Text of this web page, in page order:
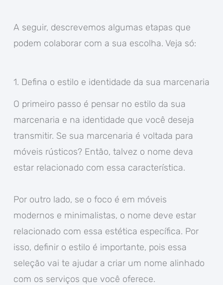
A seguir, descrevemos algumas etapas que
podem colaborar com a sua escolha. Veja só:
1. Defina o estilo e identidade da sua marcenaria
O primeiro passo é pensar no estilo da sua
marcenaria e na identidade que você deseja
transmitir. Se sua marcenaria é voltada para
móveis rústicos? Então, talvez o nome deva
estar relacionado com essa característica.
Por outro lado, se o foco é em móveis
modernos e minimalistas, o nome deve estar
relacionado com essa estética específica. Por
isso, definir o estilo é importante, pois essa
seleção vai te ajudar a criar um nome alinhado
com os serviços que você oferece.